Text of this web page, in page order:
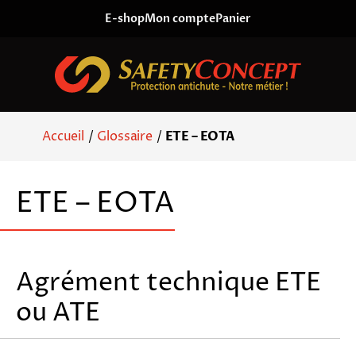
E-shopMon comptePanier
Accueil / Glossaire / ETE – EOTA
ETE – EOTA
Agrément technique ETE
ou ATE